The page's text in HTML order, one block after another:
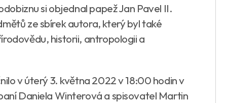
si objednal papež Jan Pavel II.
ze sbírek autora, který byl také
historii, antropologii a
v úterý 3. května 2022 v 18:00 hodin v
Daniela Winterová a spisovatel Martin